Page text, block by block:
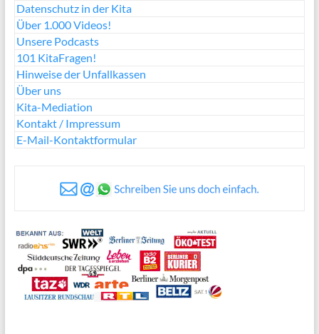
Datenschutz in der Kita
Über 1.000 Videos!
Unsere Podcasts
101 KitaFragen!
Hinweise der Unfallkassen
Über uns
Kita-Mediation
Kontakt / Impressum
E-Mail-Kontaktformular